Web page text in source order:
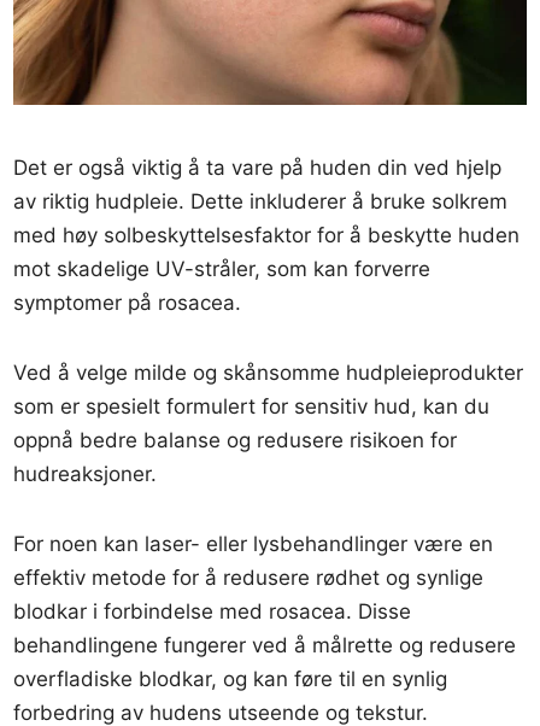
Det er også viktig å ta vare på huden din ved hjelp
av riktig hudpleie. Dette inkluderer å bruke solkrem
med høy solbeskyttelsesfaktor for å beskytte huden
mot skadelige UV-stråler, som kan forverre
symptomer på rosacea.
Ved å velge milde og skånsomme hudpleieprodukter
som er spesielt formulert for sensitiv hud, kan du
oppnå bedre balanse og redusere risikoen for
hudreaksjoner.
For noen kan laser- eller lysbehandlinger være en
effektiv metode for å redusere rødhet og synlige
blodkar i forbindelse med rosacea. Disse
behandlingene fungerer ved å målrette og redusere
overfladiske blodkar, og kan føre til en synlig
forbedring av hudens utseende og tekstur.